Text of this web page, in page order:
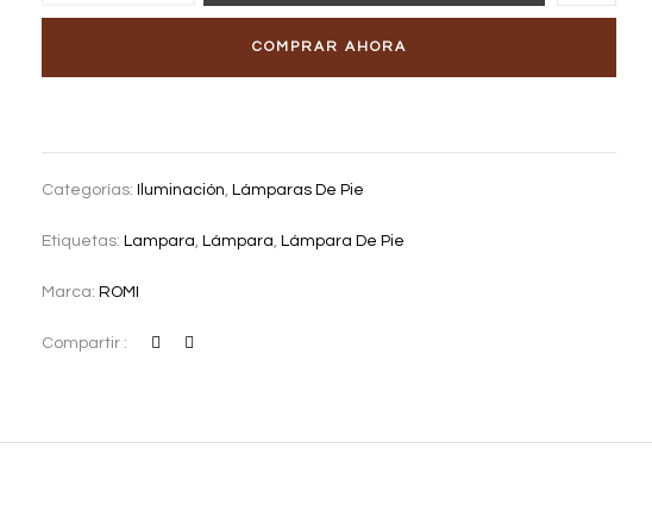
COMPRAR AHORA
Categorías: Iluminación, Lámparas De Pie
Etiquetas: Lampara, Lámpara, Lámpara De Pie
Marca: ROMI
Compartir :